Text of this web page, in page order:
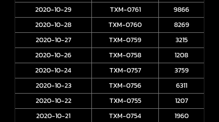
2020-10-29
TXM-0761
9866
2020-10-28
TXM-0760
8269
2020-10-27
TXM-0759
3215
2020-10-26
TXM-0758
1208
2020-10-24
TXM-0757
3759
2020-10-23
TXM-0756
6311
2020-10-22
TXM-0755
1207
2020-10-21
TXM-0754
1960